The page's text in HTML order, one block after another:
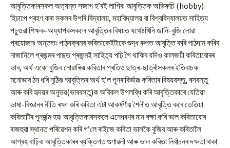
আবৃত্তিকাৰসকল অত্যন্ত সজাগ হ’বই লাগিব৷ আবৃত্তিক অভিৰুচি (hobby)
হিচাপে গ্ৰহণ কৰা সকলৰ উপৰি বিদ্যালয়, মহাবিদ্যালয় বা বিশ্ববিদ্যালয়ত সাহিত্য
পঢ়ুওৱা শিক্ষক-অধ্যাপকসকলে আবৃত্তিৰ বিষয়ত যথেষ্টখিনি জানি-বুজি লোৱা
প্ৰয়োজন৷ অন্ততঃ পাঠ্যক্ৰমৰ কবিতাকেইটাকে শুদ্ধ ৰুপত আবৃত্তি কৰি পাঠদান কৰিব
নাজানিলে প্ৰজন্মৰ পাছত প্ৰজন্মই সাহিত্য পঢ়ি গৈ থাকিব যদিও কালজয়ী কবিতাবোৰৰ
ভাব, অৰ্থ একো বুজিব নোৱাৰিব৷ কবিতাৰ প্ৰতিও ছাত্ৰ-ছাত্ৰীসকলৰ ইতিবাচক
মনোভাব ঠন ধৰি নুঠিব৷ আবৃত্তিৰ অৰ্থ হ’ল পুনৰাবিৰ্ভাৱ৷ কবিতাৰ বিষয়বস্তু, ৰসবস্তু
আৰু কবি হৃদয়ৰ অনুভৱ(ভাববস্তু)ক অবিকল উপলব্ধি কৰি আবৃত্তিকাৰে যেতিয়া
ভাষা-বিজ্ঞানৰ নীতি ৰক্ষা কৰি কবিতা এটা আকৰ্ষণীয় শৈলীত আবৃত্তি কৰে তেতিয়া
কবিতাটিৰ পুনৰ্জন্ম হয়৷ আবৃত্তিকাৰসকলে এনেধৰণৰ মান ৰক্ষা কৰি ভাল কবিতাবোৰ
ৰাজহুৱা স্থানত পৰিৱেশন কৰি গ’লে ৰাইজে কবিতা ভালকৈ বুজিব আৰু কবিতালৈ
আগ্ৰহ বাঢ়িব৷ আবৃত্তিকাৰৰ ব্যক্তিগত গুণাৱলী আৰু ভাল কবিতা নিৰ্বাচনৰ দক্ষতা থকা